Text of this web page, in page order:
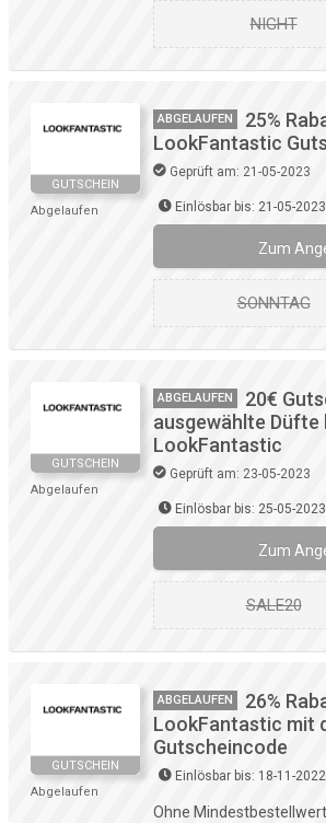
NIGHT
GUTSCHEIN
Abgelaufen
ABGELAUFEN
25%
LookFantastic
Geprüft am: 21-05-2023
Einlösbar bis: 21-05-2023
Zum
SONNTAG
GUTSCHEIN
Abgelaufen
ABGELAUFEN
20€
ausgewählte Düfte
LookFantastic
Geprüft am: 23-05-2023
Einlösbar bis: 25-05-2023
Zum
SALE20
GUTSCHEIN
Abgelaufen
ABGELAUFEN
26%
LookFantastic mit
Gutscheincode
Einlösbar bis: 18-11-2022
Ohne Mindestbestellwert